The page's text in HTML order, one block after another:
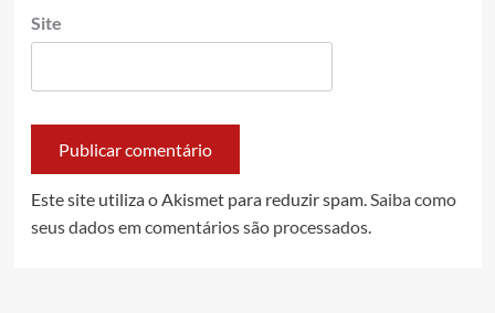
Site
Este site utiliza o Akismet para reduzir spam.Saiba como
seus dados em comentários são processados.